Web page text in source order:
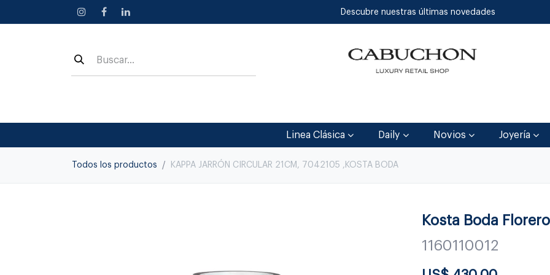
Descubre nuestras últimas novedades
Linea Clásica Daily Novios Joyería
Todos los productos KAPPA JARRÓN CIRCULAR 21CM, 7042105 ,KOSTA BODA
Kosta Boda
1160110012